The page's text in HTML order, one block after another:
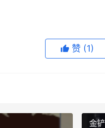
赞 (1)
金